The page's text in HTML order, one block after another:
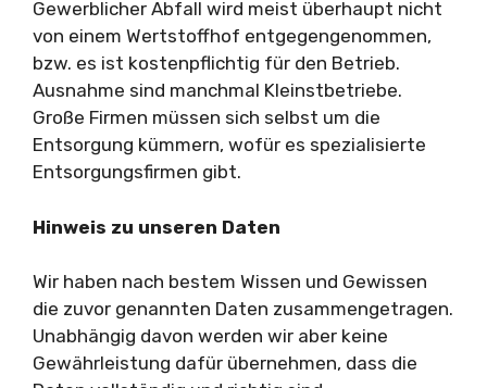
Gewerblicher Abfall wird meist überhaupt nicht
von einem Wertstoffhof entgegengenommen,
bzw. es ist kostenpflichtig für den Betrieb.
Ausnahme sind manchmal Kleinstbetriebe.
Große Firmen müssen sich selbst um die
Entsorgung kümmern, wofür es spezialisierte
Entsorgungsfirmen gibt.
Hinweis zu unseren Daten
Wir haben nach bestem Wissen und Gewissen
die zuvor genannten Daten zusammengetragen.
Unabhängig davon werden wir aber keine
Gewährleistung dafür übernehmen, dass die